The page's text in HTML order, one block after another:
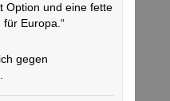
Option und eine fette
Europa.“
gegen